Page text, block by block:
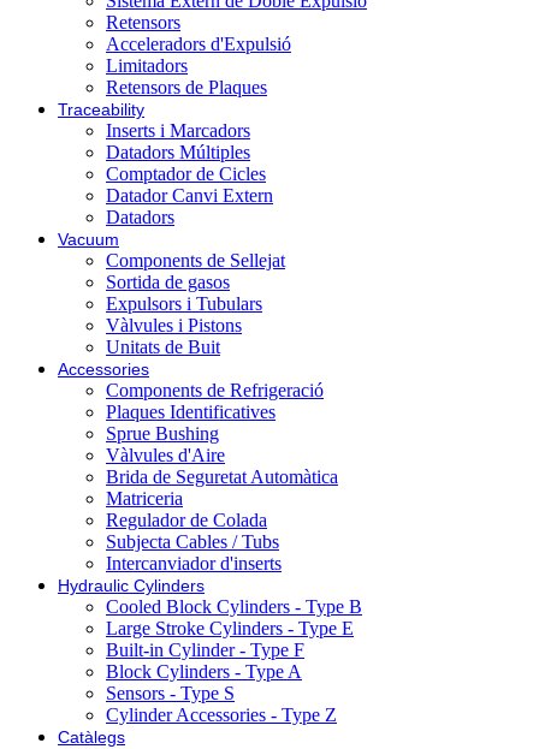
Retensors
Acceleradors d'Expulsió
Limitadors
Retensors de Plaques
Traceability
Inserts i Marcadors
Datadors Múltiples
Comptador de Cicles
Datador Canvi Extern
Datadors
Vacuum
Components de Sellejat
Sortida de gasos
Expulsors i Tubulars
Vàlvules i Pistons
Unitats de Buit
Accessories
Components de Refrigeració
Plaques Identificatives
Sprue Bushing
Vàlvules d'Aire
Brida de Seguretat Automàtica
Matriceria
Regulador de Colada
Subjecta Cables / Tubs
Intercanviador d'inserts
Hydraulic Cylinders
Cooled Block Cylinders - Type B
Large Stroke Cylinders - Type E
Built-in Cylinder - Type F
Block Cylinders - Type A
Sensors - Type S
Cylinder Accessories - Type Z
Catàlegs